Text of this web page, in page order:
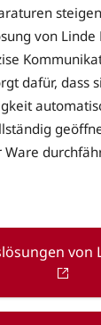
von
dafür, dass
von